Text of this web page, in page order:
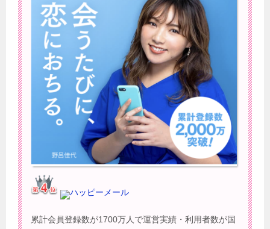
ハッピーメール
累計会員登録数が1700万人で運営実績・利用者数が国